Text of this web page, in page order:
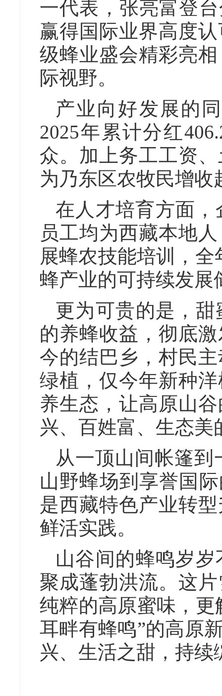
一代表，张亮富登
赢得国际业界高度
级蜂业盛会精彩亮
际视野。
产业向好发展的
2025年累计分红
众。加上务工工资
为乃东区农牧民增收
在人才培育方面
员工均为西藏本地
展蜂农技能培训，
蜂产业的可持续发展
更为可贵的是，
的养蜂收益，彻底
今的结巴乡，村民
绿植，仅今年新种
养生态，让高原山
兴、百姓富、生态美
从一顶山间帐篷
山野蜂场到享誉国
是西藏特色产业转
鲜活实践。
山谷间的蜂鸣岁
聚成蓬勃洪流。这
纯粹的高原蜜味，
耳畔有蜂鸣”的高原
兴、生活之甜，持续